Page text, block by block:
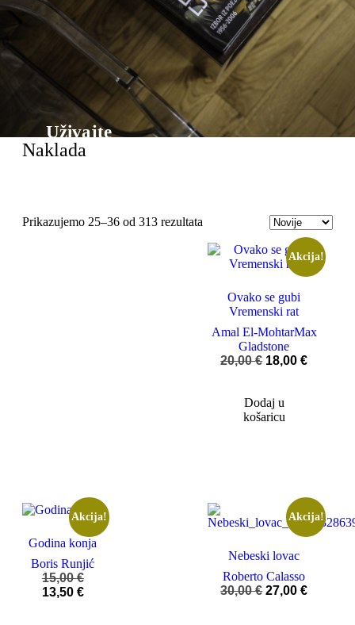
Uživajte
Naklada
Prikazujemo 25–36 od 313 rezultata
Akcija!
Ovako se gubi
Vremenski rat
Amal El-MohtarMax
Gladstone
20,00€ 18,00€
Dodaj u
košaricu
Akcija!
Godina konja
Boris Runjić
15,00€
13,50 €
Akcija!
Nebeski lovac
Roberto Calasso
30,00€ 27,00€